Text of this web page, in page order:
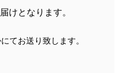
けとなります。
てお送り致します。